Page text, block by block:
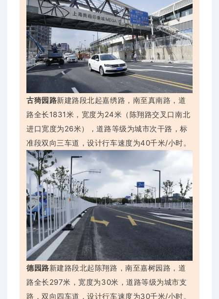
古猗园路新建路段北起嘉绣路，南至真南路，道
路全长1831米，宽度为24米（陈翔路交叉口南北
进口宽度为26米），道路等级为城市次干路，标
准段双向三车道，设计行车速度为40千米/小时。
德园路新建路段北起陈翔路，南至嘉树园路，道
路全长297米，宽度为30米，道路等级为城市支
路，双向四车道，设计行车速度为30千米/小时。